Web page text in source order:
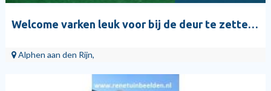
Welcome varken leuk voor bij de deur te zetten. nr 0227.
Alphen aan den Rijn,